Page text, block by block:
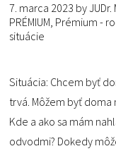
7. marca 2023 by
PRÉMIUM, Prémium -
situácie
Situácia: Chcem byť
trvá. Môžem byť
Kde a ako sa mám
odvodmi? Dokedy